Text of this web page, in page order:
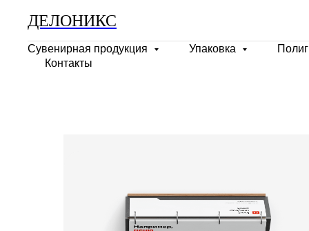
ДЕЛОНИКС
Сувенирная продукция Упаковка
Контакты